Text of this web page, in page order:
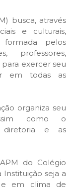
busca, através
e culturais,
formada pelos
professores,
exercer seu
em todas as
organiza seu
como o
diretoria e as
do Colégio
seja a
e em clima de